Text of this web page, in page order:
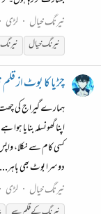
نیرنگ خیال
لڑی
نیرنگخیال نیرنگ
چڑیا کا بوٹ از
ہمارے گیراج کی چھت
اپنا گھونسلہ بنایا
کسی کام سے نکلا، واپس
دوسرا بوٹ بھی باہر...
نیرنگ خیال
لڑی